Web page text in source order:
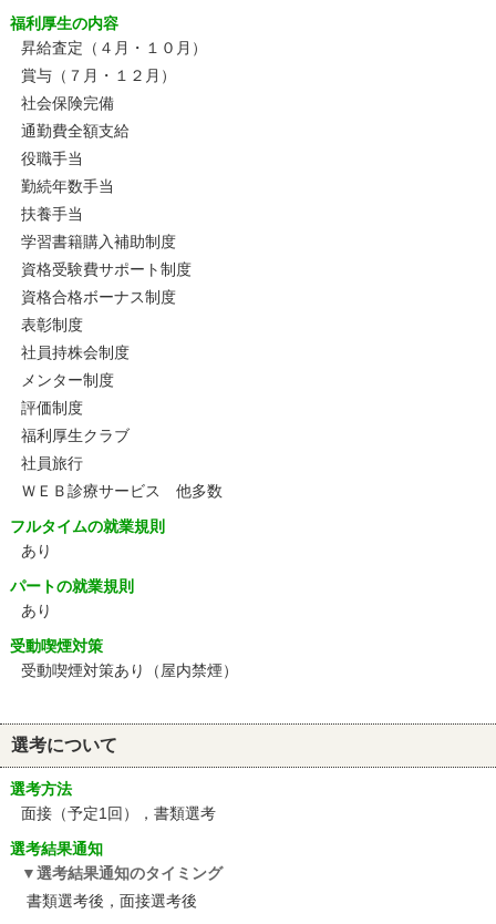
福利厚生の内容
昇給査定（４月・１０月）
賞与（７月・１２月）
社会保険完備
通勤費全額支給
役職手当
勤続年数手当
扶養手当
学習書籍購入補助制度
資格受験費サポート制度
資格合格ボーナス制度
表彰制度
社員持株会制度
メンター制度
評価制度
福利厚生クラブ
社員旅行
ＷＥＢ診療サービス 他多数
フルタイムの就業規則
あり
パートの就業規則
あり
受動喫煙対策
受動喫煙対策あり（屋内禁煙）
選考について
選考方法
面接（予定1回），書類選考
選考結果通知
選考結果通知のタイミング
書類選考後，面接選考後